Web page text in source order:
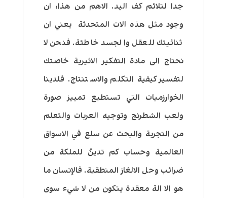
جدا لتلائم كف اليد. الاهم من هذا، ان
وجود مثل هذه الات المتحدثة يعني ان
ثنائيتك للعقل والجسد خاطئة. فنحن لا
نحتاج الى مادة التفكير الاثيرية خاصتك
لتفسير كيفية التكلم والاستنتاج. فلدينا
الخوارزميات التي تستطيع تمييز صورة
ولعب الشطرنج وتوجيه العربات والتعلم
من التجربة والبحث عن سلع في الاسواق
العالمية وحساب كم تدينُ للملكة من
ضرائب وحل الالغاز المنطقية. فالإنسان ما
هو الا الة معقدة يتكون من لا شيء سوى